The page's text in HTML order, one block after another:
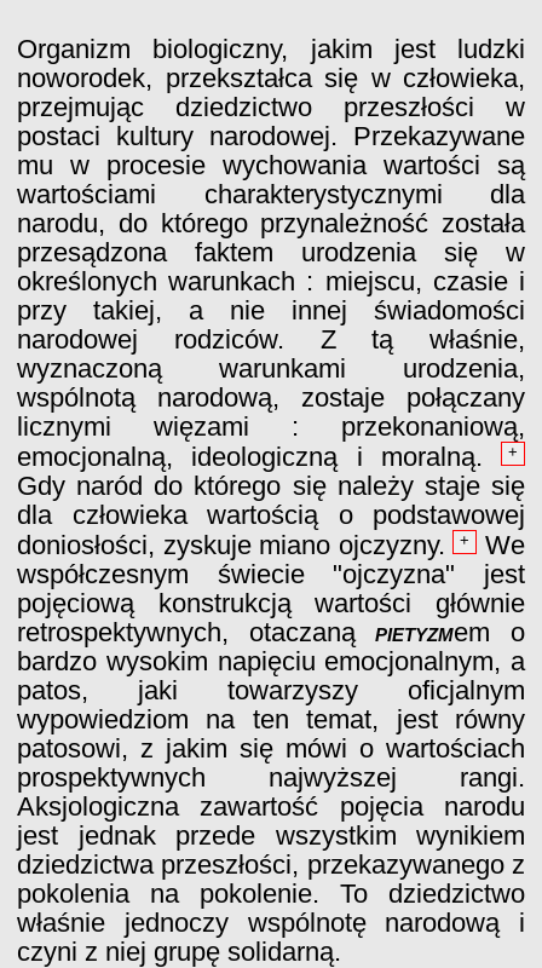
Organizm biologiczny, jakim jest ludzki
noworodek, przekształca się w człowieka,
przejmując dziedzictwo przeszłości w
postaci kultury narodowej. Przekazywane
mu w procesie wychowania wartości są
wartościami charakterystycznymi dla
narodu, do którego przynależność została
przesądzona faktem urodzenia się w
określonych warunkach : miejscu, czasie i
przy takiej, a nie innej świadomości
narodowej rodziców. Z tą właśnie,
wyznaczoną warunkami urodzenia,
wspólnotą narodową, zostaje połączany
licznymi więzami : przekonaniową,
emocjonalną, ideologiczną i moralną.
+
Gdy naród do którego się należy staje się
dla człowieka wartością o podstawowej
doniosłości, zyskuje miano ojczyzny.
+
We
współczesnym świecie "ojczyzna" jest
pojęciową konstrukcją wartości głównie
retrospektywnych, otaczanąpietyzmem o
bardzo wysokim napięciu emocjonalnym, a
patos, jaki towarzyszy oficjalnym
wypowiedziom na ten temat, jest równy
patosowi, z jakim się mówi o wartościach
prospektywnych najwyższej rangi.
Aksjologiczna zawartość pojęcia narodu
jest jednak przede wszystkim wynikiem
dziedzictwa przeszłości, przekazywanego z
pokolenia na pokolenie. To dziedzictwo
właśnie jednoczy wspólnotę narodową i
czyni z niej grupę solidarną.